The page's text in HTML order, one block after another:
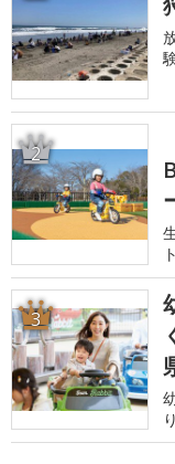
2
3